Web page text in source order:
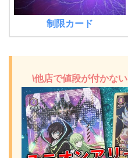
制限カード
\他店で値段が付かな